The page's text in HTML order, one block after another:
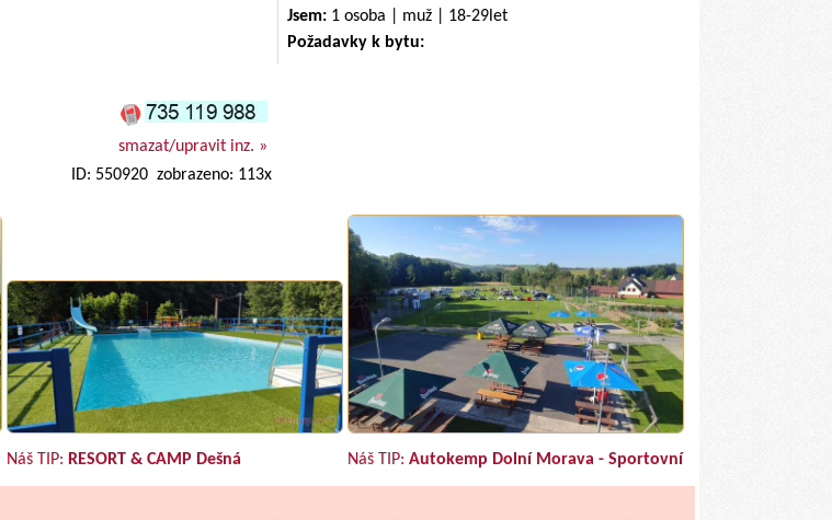
smazat/upravit inz. »
ID: 550920 zobrazeno: 113x
Jsem: 1 osoba | muž | 18-29let
Požadavky k bytu:
Náš TIP: RESORT & CAMP Dešná Náš TIP: Autokemp Dolní Morava - Sportovní